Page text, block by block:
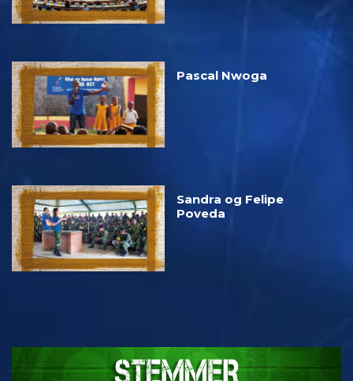
Pascal Nwoga
Sandra og Felipe
Poveda